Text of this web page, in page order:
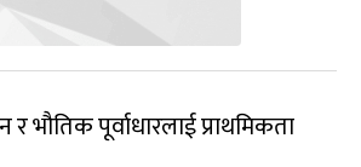
भौतिक पूर्वाधारलाई प्राथमिकता